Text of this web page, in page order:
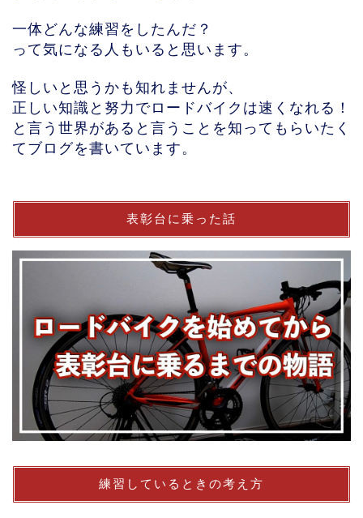
一体どんな練習をしたんだ？
って気になる人もいると思います。
怪しいと思うかも知れませんが、
正しい知識と努力でロードバイクは速くなれる！
と言う世界があると言うことを知ってもらいたく
てブログを書いています。
表彰台に乗った話
練習しているときの考え方